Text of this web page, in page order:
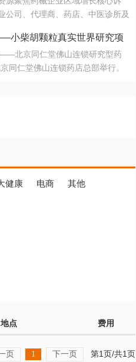
，赋能工商对接、终端运营
本届大会以 “重构生态，定义未
制剂、CGT、多肽与小核酸的技
们致力于打破壁垒，让“实验
”深度对话，更让监管、产业、资
公司、代理商、药店、中医诊所及
小柴胡颗粒真实世界研究项
北京同仁堂佛山连锁研究型药
同仁堂佛山连锁药店总部举行。
健康 电商
其他
地点 费用
页 1 下一页 第1页/共1页